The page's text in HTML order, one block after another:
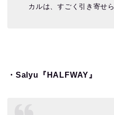
カルは、すごく引き寄せ
・Salyu『HALFWAY』